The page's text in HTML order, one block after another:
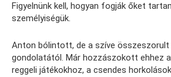
Figyelnünk kell, hogyan fogják őket
személyiségük.
Anton bólintott, de a szíve összeszorult
gondolatától. Már hozzászokott ehhez
reggeli játékokhoz, a csendes